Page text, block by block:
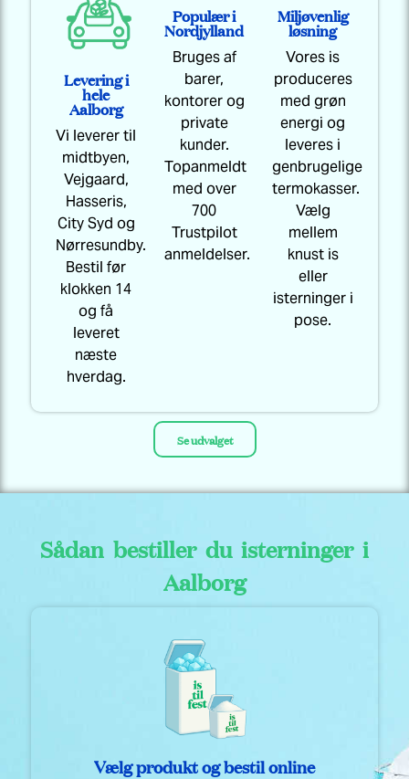
Levering i
hele
Aalborg
Vi leverer til
midtbyen,
Vejgaard,
Hasseris,
City Syd og
Nørresundby.
Bestil før
klokken 14
og få
leveret
næste
hverdag.
Populær i
Nordjylland
Bruges af
barer,
kontorer og
private
kunder.
Topanmeldt
med over
700
Trustpilot
anmeldelser.
Miljøvenlig
løsning
Vores is
produceres
med grøn
energi og
leveres i
genbrugelige
termokasser.
Vælg
mellem
knust is
eller
isterninger i
pose.
Se udvalget
Sådan bestiller du isterninger i
Aalborg
Vælg produkt og bestil online